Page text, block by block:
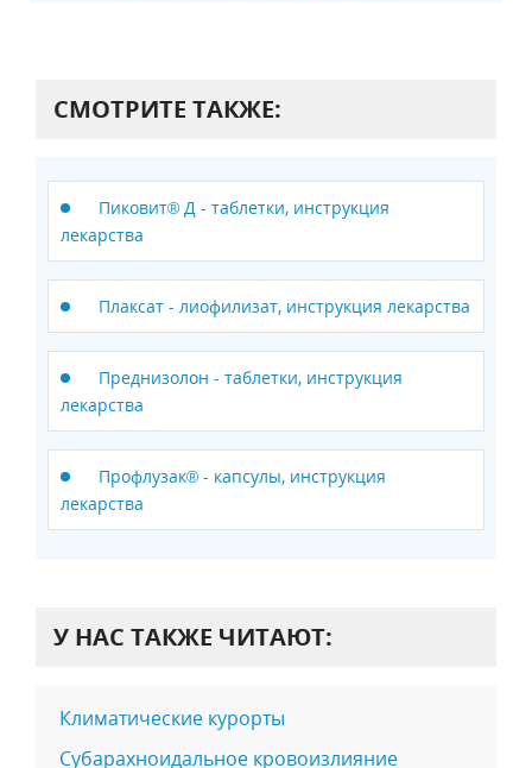
СМОТРИТЕ ТАКЖЕ:
Пиковит® Д - таблетки, инструкция
лекарства
Плаксат - лиофилизат, инструкция лекарства
Преднизолон - таблетки, инструкция
лекарства
Профлузак® - капсулы, инструкция
лекарства
У НАС ТАКЖЕ ЧИТАЮТ:
Климатические курорты
Субарахноидальное кровоизлияние